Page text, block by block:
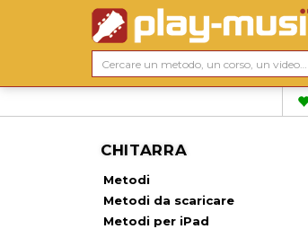
CHITARRA
Metodi
Metodi da scaricare
Metodi per iPad